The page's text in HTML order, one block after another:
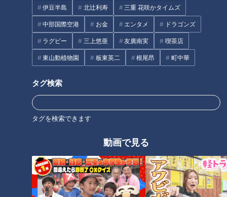
伊豆半島 北辻利寿 三重 花咲かタイムズ
中部国際空港 お金 エンタメ ドラゴンズ
ラグビー 三上悠亜 友廣南実 喫茶店
東山動植物園 板東英二 根尾昂 町中華
タグ検索
タグを検索できます
動画で見る
透けにくい下着の色は何！？ 2
時間かけて8色のブラジャーで
徹底検証！
掃除が簡単に！？ 人気インスタ
グラマーに聞く「浮かせる収納
術」とは
トＢＯＸ」を開発
前屈で床に手がつくようにな
らかくなるストレッチ第2弾！
下半身編